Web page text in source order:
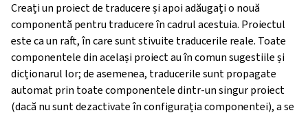
Creați un proiect de traducere și apoi adăugați o nouă
componentă pentru traducere în cadrul acestuia. Proiectul
este ca un raft, în care sunt stivuite traducerile reale. Toate
componentele din același proiect au în comun sugestiile și
dicționarul lor; de asemenea, traducerile sunt propagate
automat prin toate componentele dintr-un singur proiect
(dacă nu sunt dezactivate în configurația componentei), a se